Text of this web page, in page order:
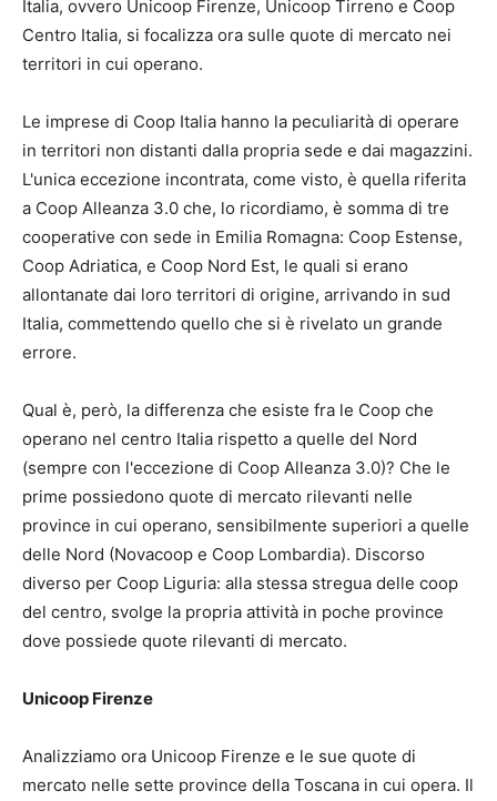
Italia, ovvero Unicoop Firenze, Unicoop Tirreno e Coop
Centro Italia, si focalizza ora sulle quote di mercato nei
territori in cui operano.
Le imprese di Coop Italia hanno la peculiarità di operare
in territori non distanti dalla propria sede e dai magazzini.
L'unica eccezione incontrata, come visto, è quella riferita
a Coop Alleanza 3.0 che, lo ricordiamo, è somma di tre
cooperative con sede in Emilia Romagna: Coop Estense,
Coop Adriatica, e Coop Nord Est, le quali si erano
allontanate dai loro territori di origine, arrivando in sud
Italia, commettendo quello che si è rivelato un grande
errore.
Qual è, però, la differenza che esiste fra le Coop che
operano nel centro Italia rispetto a quelle del Nord
(sempre con l'eccezione di Coop Alleanza 3.0)? Che le
prime possiedono quote di mercato rilevanti nelle
province in cui operano, sensibilmente superiori a quelle
delle Nord (Novacoop e Coop Lombardia). Discorso
diverso per Coop Liguria: alla stessa stregua delle coop
del centro, svolge la propria attività in poche province
dove possiede quote rilevanti di mercato.
Unicoop Firenze
Analizziamo ora Unicoop Firenze e le sue quote di
mercato nelle sette province della Toscana in cui opera. Il